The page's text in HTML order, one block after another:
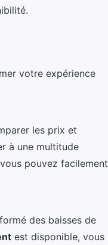
votre expérience
les prix et
à une multitude
pouvez facilement
des baisses de
est disponible, vous